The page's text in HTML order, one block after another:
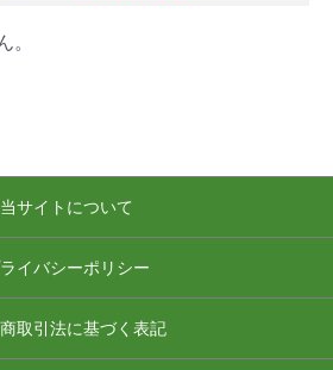
。
当サイトについて
イバシーポリシー
取引法に基づく表記